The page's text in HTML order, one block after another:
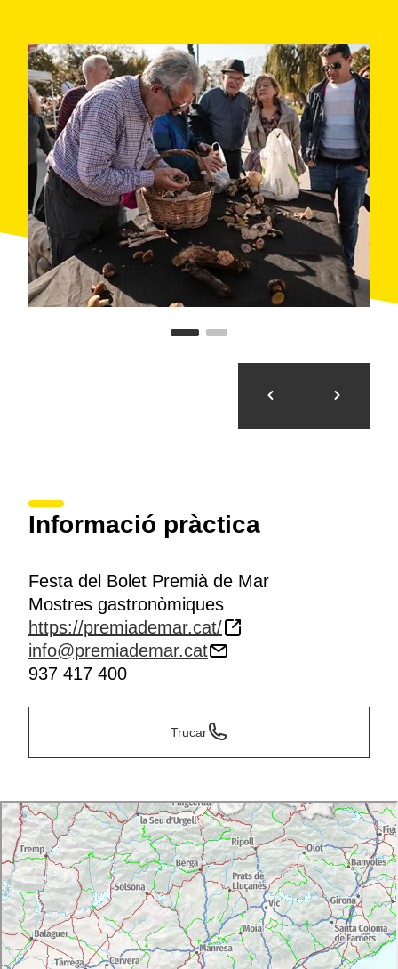
Per als més petits, activitats lúdiques i d'exploració
fan que la festa sigui una experiència per a tota la
família. Passejar entre parades, provar sabors
autèntics i compartir moments amb els amics i
coneguts converteix la Festa del Bolet de Premià de
Mar en una cita imprescindible de la temporada.
Informació pràctica
Festa del Bolet Premià de Mar
Mostres gastronòmiques
https://premiademar.cat/
info@premiademar.cat
937 417 400
Trucar